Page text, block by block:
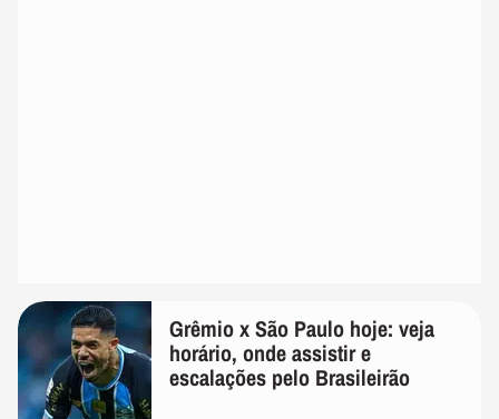
Grêmio x São Paulo hoje: veja
horário, onde assistir e
escalações pelo Brasileirão